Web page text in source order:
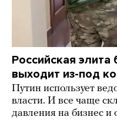
Российская
выходит из-под
Путин использует
власти. И все чаще
давления на бизнес